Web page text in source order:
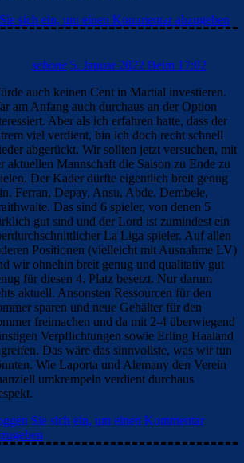
sich ein, um einen Kommentar abzugeben
sebone 5. Januar 2022 Beim 17:02
auch keinen Cent in Martial investieren.
am Anfang auch durchaus an der Option
Aber als ich erfahren hatte, dass der
viel verdient, bin ich doch recht schnell
abgerückt. Wir sollten jetzt versuchen, mit
aktuellen Mannschaft die Saison zu Ende zu
Der Kader dürfte eigentlich breit genug
Ferran, Depay, Ansu, Abde, Dembele,
Das sind 6 spieler, von denen 5
gut sind und der Lord ist zumindest ein
La Liga spieler. Auf allen
Positionen (vielleicht mit Ausnahme LV)
wir ohnehin breit genug und qualitativ gut
für diesen 4. Platz besetzt. Nur darum
aktuell. Ansonsten Ressourcen für den
sparen und neue Gehälter für den
freimachen und da mit 2-4 überwiegend
Verpflichtungen sowie Erling Haaland
Das wäre das sinnvollste, was wir tun
Wie Laporta und Alemany den Verein
umkrempeln verdient durchaus
Sie sich ein, um einen Kommentar